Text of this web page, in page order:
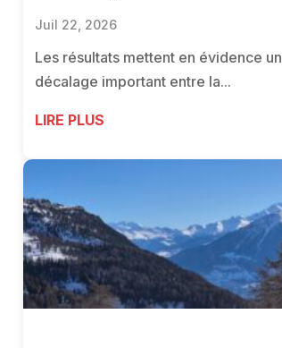
Juil 22, 2026
Les résultats mettent en évidence un
décalage important entre la...
LIRE PLUS